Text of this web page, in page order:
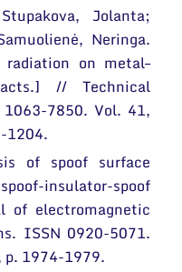
Jolanta;
Neringa.
on metal–
// Technical
7850. Vol. 41,
1204.
of spoof surface
insulator-spoof
of electromagnetic
ISSN 0920-5071.
p. 1974-1979.